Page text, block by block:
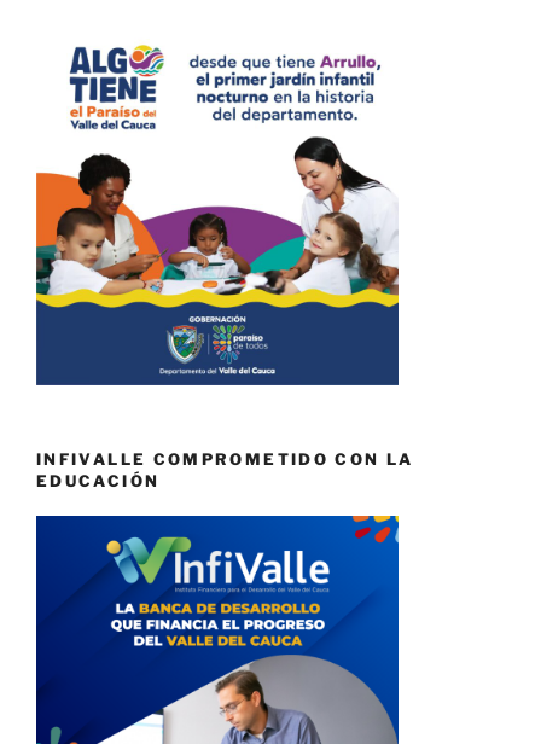
INFIVALLE COMPROMETIDO CON LA
EDUCACIÓN